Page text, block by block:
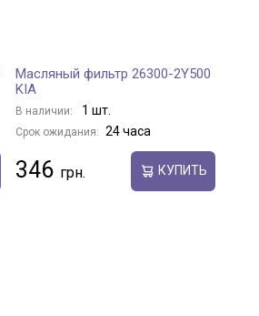
Масляный фильтр 26300-2Y500
KIA
В наличии: 1 шт.
Срок ожидания: 24 часа
346 КУПИТЬ